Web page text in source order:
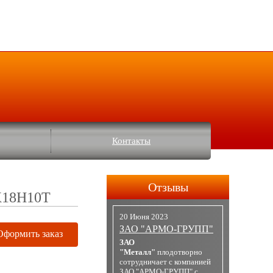
Контакты
заказ
Отзывы
20 Июня 2023
ЗАО "АРМО-ГРУПП"
ЗАО
"Металл" плодотворно
сотрудничает с компанией